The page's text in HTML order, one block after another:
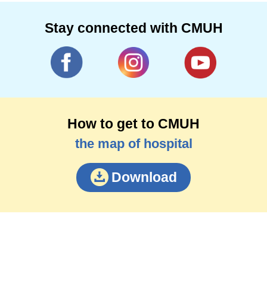
Stay connected with CMUH
How to get to CMUH
the map of hospital
Download